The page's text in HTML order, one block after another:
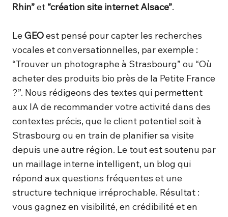
Rhin”et “création site internet Alsace”.
LeGEOest pensé pour capter les recherches
vocales et conversationnelles, par exemple :
“Trouver un photographe à Strasbourg” ou “Où
acheter des produits bio près de la Petite France
?”. Nous rédigeons des textes qui permettent
aux IA de recommander votre activité dans des
contextes précis, que le client potentiel soit à
Strasbourg ou en train de planifier sa visite
depuis une autre région. Le tout est soutenu par
un maillage interne intelligent, un blog qui
répond aux questions fréquentes et une
structure technique irréprochable. Résultat :
vous gagnez en visibilité, en crédibilité et en